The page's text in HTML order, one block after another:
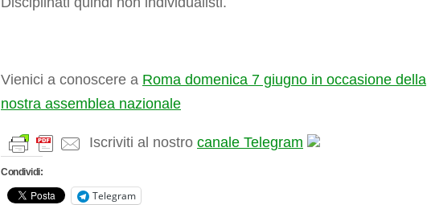
Vienici a conoscere a Roma domenica 7 giugno in occasione della
nostra assemblea nazionale
Iscriviti al nostro canale Telegram
Condividi:
Telegram